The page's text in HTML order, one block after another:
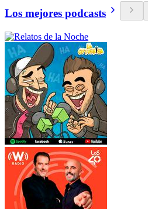
Los mejores podcasts